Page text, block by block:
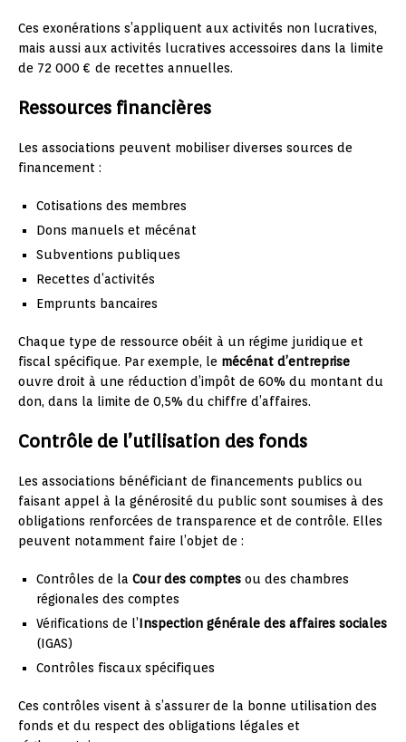
Ces exonérations s’appliquent aux activités non lucratives,
mais aussi aux activités lucratives accessoires dans la limite
de 72 000 € de recettes annuelles.
Ressources financières
Les associations peuvent mobiliser diverses sources de
financement :
Cotisations des membres
Dons manuels et mécénat
Subventions publiques
Recettes d’activités
Emprunts bancaires
Chaque type de ressource obéit à un régime juridique et
fiscal spécifique. Par exemple, le mécénat d’entreprise
ouvre droit à une réduction d’impôt de 60% du montant du
don, dans la limite de 0,5% du chiffre d’affaires.
Contrôle de l’utilisation des fonds
Les associations bénéficiant de financements publics ou
faisant appel à la générosité du public sont soumises à des
obligations renforcées de transparence et de contrôle. Elles
peuvent notamment faire l’objet de :
Contrôles de la Cour des comptes ou des chambres
régionales des comptes
Vérifications de l’Inspection générale des affaires sociales
(IGAS)
Contrôles fiscaux spécifiques
Ces contrôles visent à s’assurer de la bonne utilisation des
fonds et du respect des obligations légales et